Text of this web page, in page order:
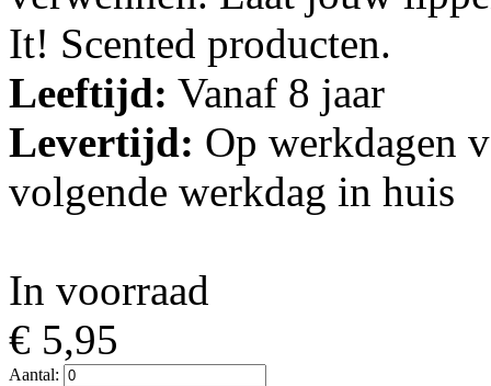
It! Scented producten.
Leeftijd: Vanaf 8 jaar
Levertijd: Op werkdagen
volgende werkdag in huis
In voorraad
€ 5,95
Aantal: